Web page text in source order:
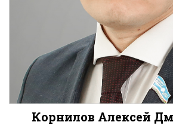
Корнилов Алексей